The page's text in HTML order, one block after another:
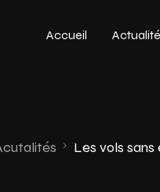
Accueil
Les vols